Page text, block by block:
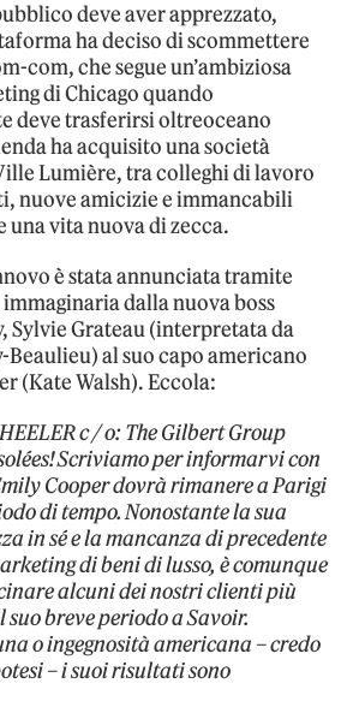
deve aver apprezzato,
ha deciso di scommettere
com, che segue un’ambiziosa
di Chicago quando
deve trasferirsi oltreoceano
ha acquisito una società
Lumière, tra colleghi di lavoro
nuove amicizie e immancabili
una vita nuova di zecca.
è stata annunciata tramite
dalla nuova boss
Sylvie Grateau (interpretata da
al suo capo americano
(Kate Walsh). Eccola:
c / o: The Gilbert Group
Scriviamo per informarvi con
Cooper dovrà rimanere a Parigi
di tempo. Nonostante la sua
in sé e la mancanza di precedente
di beni di lusso, è comunque
alcuni dei nostri clienti più
breve periodo a Savoir.
o ingegnosità americana – credo
– i suoi risultati sono